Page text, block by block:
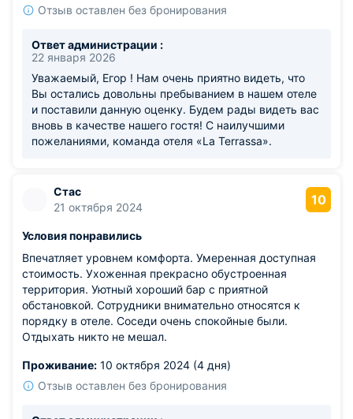
Отзыв оставлен без бронирования
Ответ администрации :
22 января 2026
Уважаемый, Егор ! Нам очень приятно видеть, что
Вы остались довольны пребыванием в нашем отеле
и поставили данную оценку. Будем рады видеть вас
вновь в качестве нашего гостя! С наилучшими
пожеланиями, команда отеля «La Terrassa».
Стас
21 октября 2024
10
Условия понравились
Впечатляет уровнем комфорта. Умеренная доступная
стоимость. Ухоженная прекрасно обустроенная
территория. Уютный хороший бар с приятной
обстановкой. Сотрудники внимательно относятся к
порядку в отеле. Соседи очень спокойные были.
Отдыхать никто не мешал.
Проживание: 10 октября 2024 (4 дня)
Отзыв оставлен без бронирования